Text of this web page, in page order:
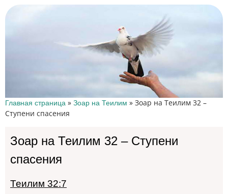
Главная страница » Зоар на Теилим » Зоар на Теилим 32 –
Ступени спасения
Зоар на Теилим 32 – Ступени
спасения
Теилим 32:7